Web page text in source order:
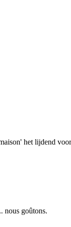
het lijdend
nous goûtons.